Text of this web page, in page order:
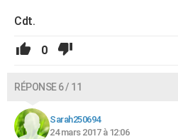
Cdt.
0
RÉPONSE 6 / 11
Sarah250694
24 mars 2017 à 12:06